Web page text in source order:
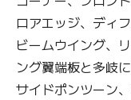
ロアエッジ、ディ
ビームウイング、
ング翼端板と多岐
サイドポンツーン